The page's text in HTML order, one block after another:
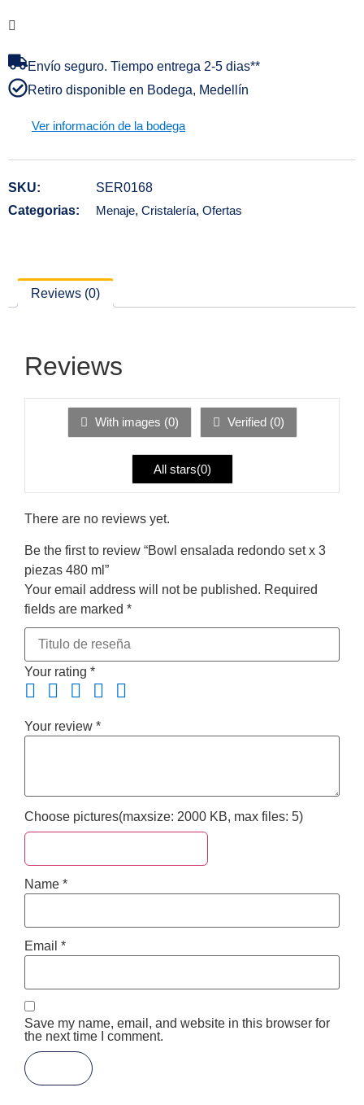
Envío seguro. Tiempo entrega 2-5 dias**
Retiro disponible en Bodega, Medellín
Ver información de la bodega
SKU:
SER0168
Categorias:
Menaje, Cristalería, Ofertas
Reviews (0)
Reviews
With images (0) Verified (0)
All stars(0)
There are no reviews yet.
Be the first to review “Bowl ensalada redondo set x 3
piezas 480 ml”
Your email address will not be published. Required
fields are marked *
Your rating *
Your review *
Choose pictures(maxsize: 2000 KB, max files: 5)
Name *
Email *
Save my name, email, and website in this browser for
the next time I comment.